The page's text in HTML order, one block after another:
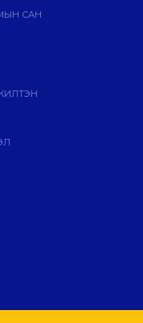
САН